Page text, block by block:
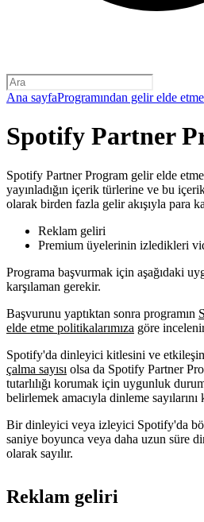
Ana sayfaProgramından gelir elde etme
Spotify Partner
Spotify Partner Program gelir elde
yayınladığın içerik türlerine ve bu
olarak birden fazla gelir akışıyla para
Reklam geliri‍
Premium üyelerinin izledikleri
Programa başvurmak için aşağıdaki
karşılaman gerekir.
Başvurunu yaptıktan sonra programın
elde etme politikalarımıza göre
Spotify'da dinleyici kitlesini ve
çalma sayısı olsa da Spotify Partner
tutarlılığı korumak için uygunluk
belirlemek amacıyla dinleme sayılarını
Bir dinleyici veya izleyici Spotify'da
saniye boyunca veya daha uzun süre
olarak sayılır.
Reklam geliri‍